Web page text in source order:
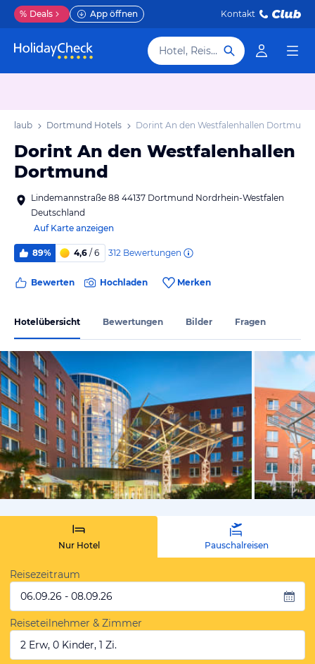
% Deals App öffnen Kontakt
Hotel, Reiseziel
Urlaub Dortmund Hotels Dorint An den Westfalenhallen Dortmund
Dorint An den Westfalenhallen
Dortmund
Lindemannstraße 88 44137 Dortmund Nordrhein-Westfalen
Deutschland
Auf Karte anzeigen
89% 4,6 / 6 312 Bewertungen
Bewerten Hochladen Merken
Hotelübersicht Bewertungen Bilder Fragen
vom
Nur Hotel Pauschalreisen
Reisezeitraum
06.09.26 - 08.09.26
Reiseteilnehmer & Zimmer
2 Erw, 0 Kinder, 1 Zi.